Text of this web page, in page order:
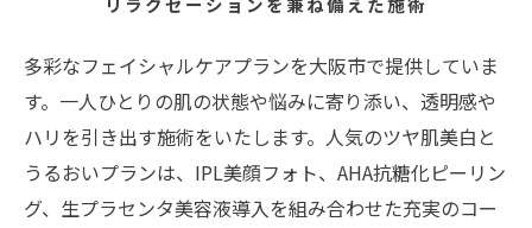
リラクゼーションを兼ね備えた施術
多彩なフェイシャルケアプランを大阪市で提供していま
す。一人ひとりの肌の状態や悩みに寄り添い、透明感や
ハリを引き出す施術をいたします。人気のツヤ肌美白と
うるおいプランは、IPL美顔フォト、AHA抗糖化ピーリン
グ、生プラセンタ美容液導入を組み合わせた充実のコー